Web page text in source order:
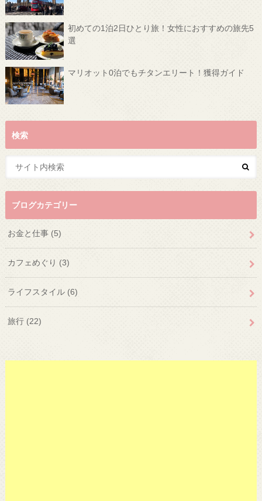
初めての1泊2日ひとり旅！女性におすすめの旅先5
選
マリオット0泊でもチタンエリート！獲得ガイド
検索
ブログカテゴリー
お金と仕事 (5)
カフェめぐり (3)
ライフスタイル (6)
旅行 (22)